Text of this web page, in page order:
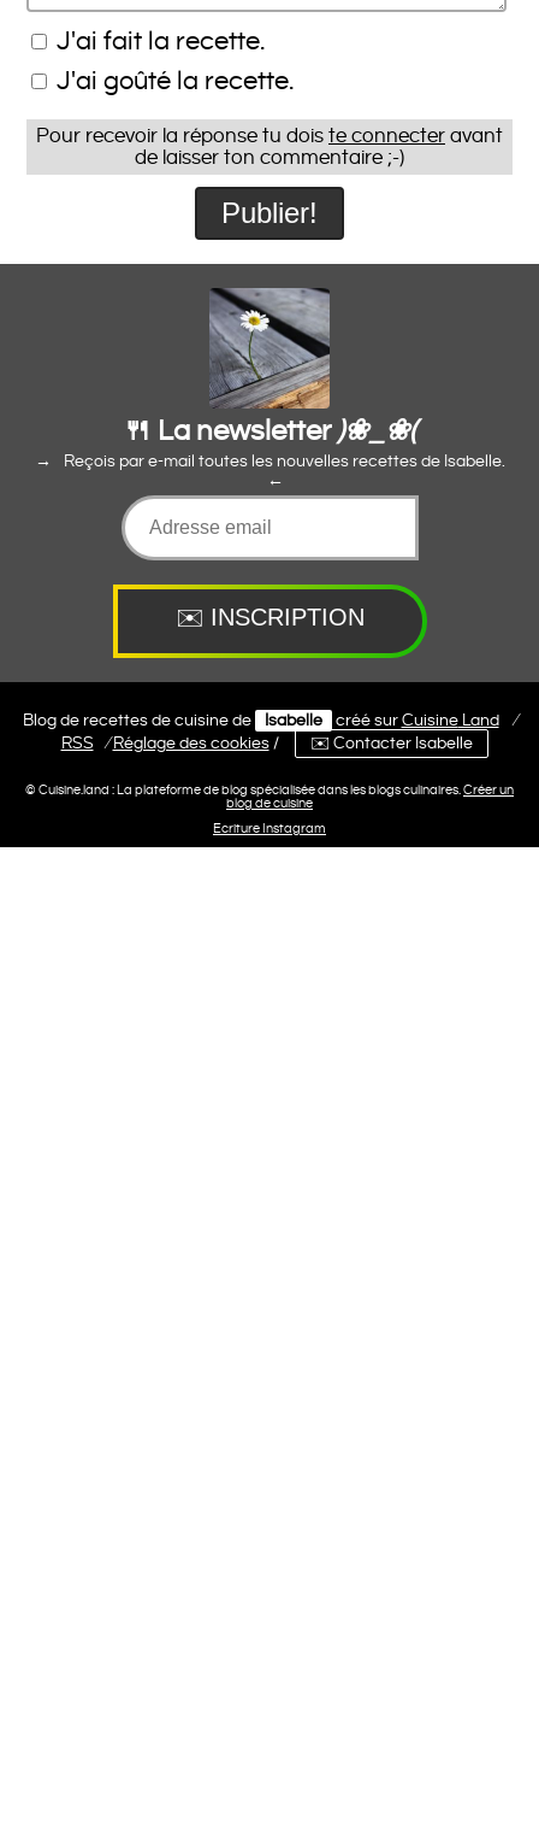
J'ai fait la recette.
J'ai goûté la recette.
Pour recevoir la réponse tu dois te connecter avant
de laisser ton commentaire ;-)
🍴 La newsletter)❀_❀(
Reçois par e-mail toutes les nouvelles recettes de Isabelle.
Blog de recettes de cuisine de Isabelle créé sur CuisineLand
⁄
RSS
⁄Réglage des cookies/ ✉️ Contacter Isabelle
© Cuisine.land : La plateforme de blog spécialisée dans les blogs culinaires. Créer un
blog de cuisine
Ecriture Instagram